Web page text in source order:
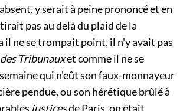
y serait à peine prononcé et en
pas au delà du plaid de la
il ne se trompait point, il n'y avait pas
Tribunauxet comme il ne se
qui n'eût son faux-monnayeur
pendue, ou son hérétique brûlé à
justicesde Paris, on était